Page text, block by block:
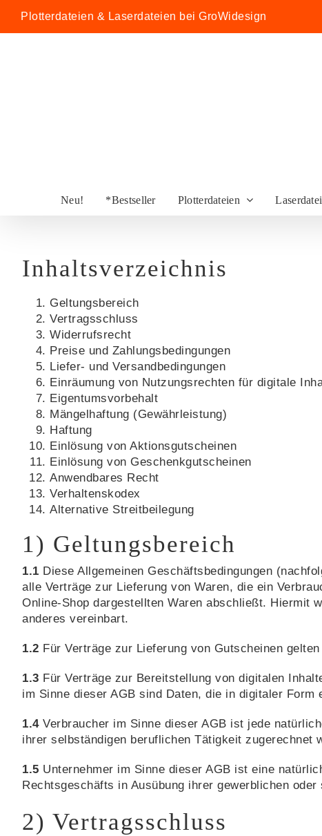
Inhalt
Plotterdateien & Laserdateien bei GroWidesign
Neu! *Bestseller Plotterdateien
Inhaltsverzeichnis
Geltungsbereich
Vertragsschluss
Widerrufsrecht
Preise und Zahlungsbedingungen
Liefer- und Versandbedingungen
Einräumung von Nutzungsrechten für digitale
Eigentumsvorbehalt
Mängelhaftung (Gewährleistung)
Haftung
Einlösung von Aktionsgutscheinen
Einlösung von Geschenkgutscheinen
Anwendbares Recht
Verhaltenskodex
Alternative Streitbeilegung
1) Geltungsbereich
1.1 Diese Allgemeinen Geschäftsbedingungen
alle Verträge zur Lieferung von Waren, die ein
Online-Shop dargestellten Waren abschließt. Hiermit
anderes vereinbart.
1.2 Für Verträge zur Lieferung von Gutscheinen
1.3 Für Verträge zur Bereitstellung von digitalen
im Sinne dieser AGB sind Daten, die in digitaler
1.4Verbraucher im Sinne dieser AGB ist jede
ihrer selbständigen beruflichen Tätigkeit zugerechnet
1.5 Unternehmer im Sinne dieser AGB ist eine
Rechtsgeschäfts in Ausübung ihrer gewerblichen
2) Vertragsschluss